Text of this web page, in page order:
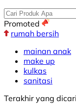
Promoted
rumah bersih
mainan anak
make up
kulkas
sanitasi
Terakhir yang dicari